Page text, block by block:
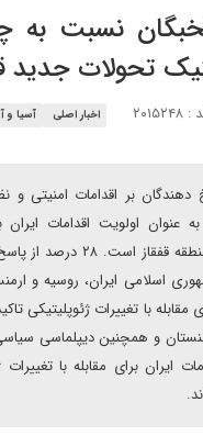
نسبت به
تحولات جدید
اخبار اصلی آسیا و
پاسخ دهندگان بر اقدامات امنیتی و
عنوان اولویت اقدامات ایران
تغییرات ژئوپلیتیکی در منطقه
اسلامی ایران، روسیه و
مقابله با تغییرات ژئوپلیتیکی
و همچنین دیپلماسی
ایران برای مقابله با تغییرات